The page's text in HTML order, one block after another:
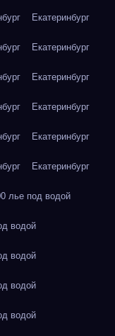
Екатеринбург
Екатеринбург
Екатеринбург
Екатеринбург
Екатеринбург
Екатеринбург
лье под водой
водой
водой
водой
водой